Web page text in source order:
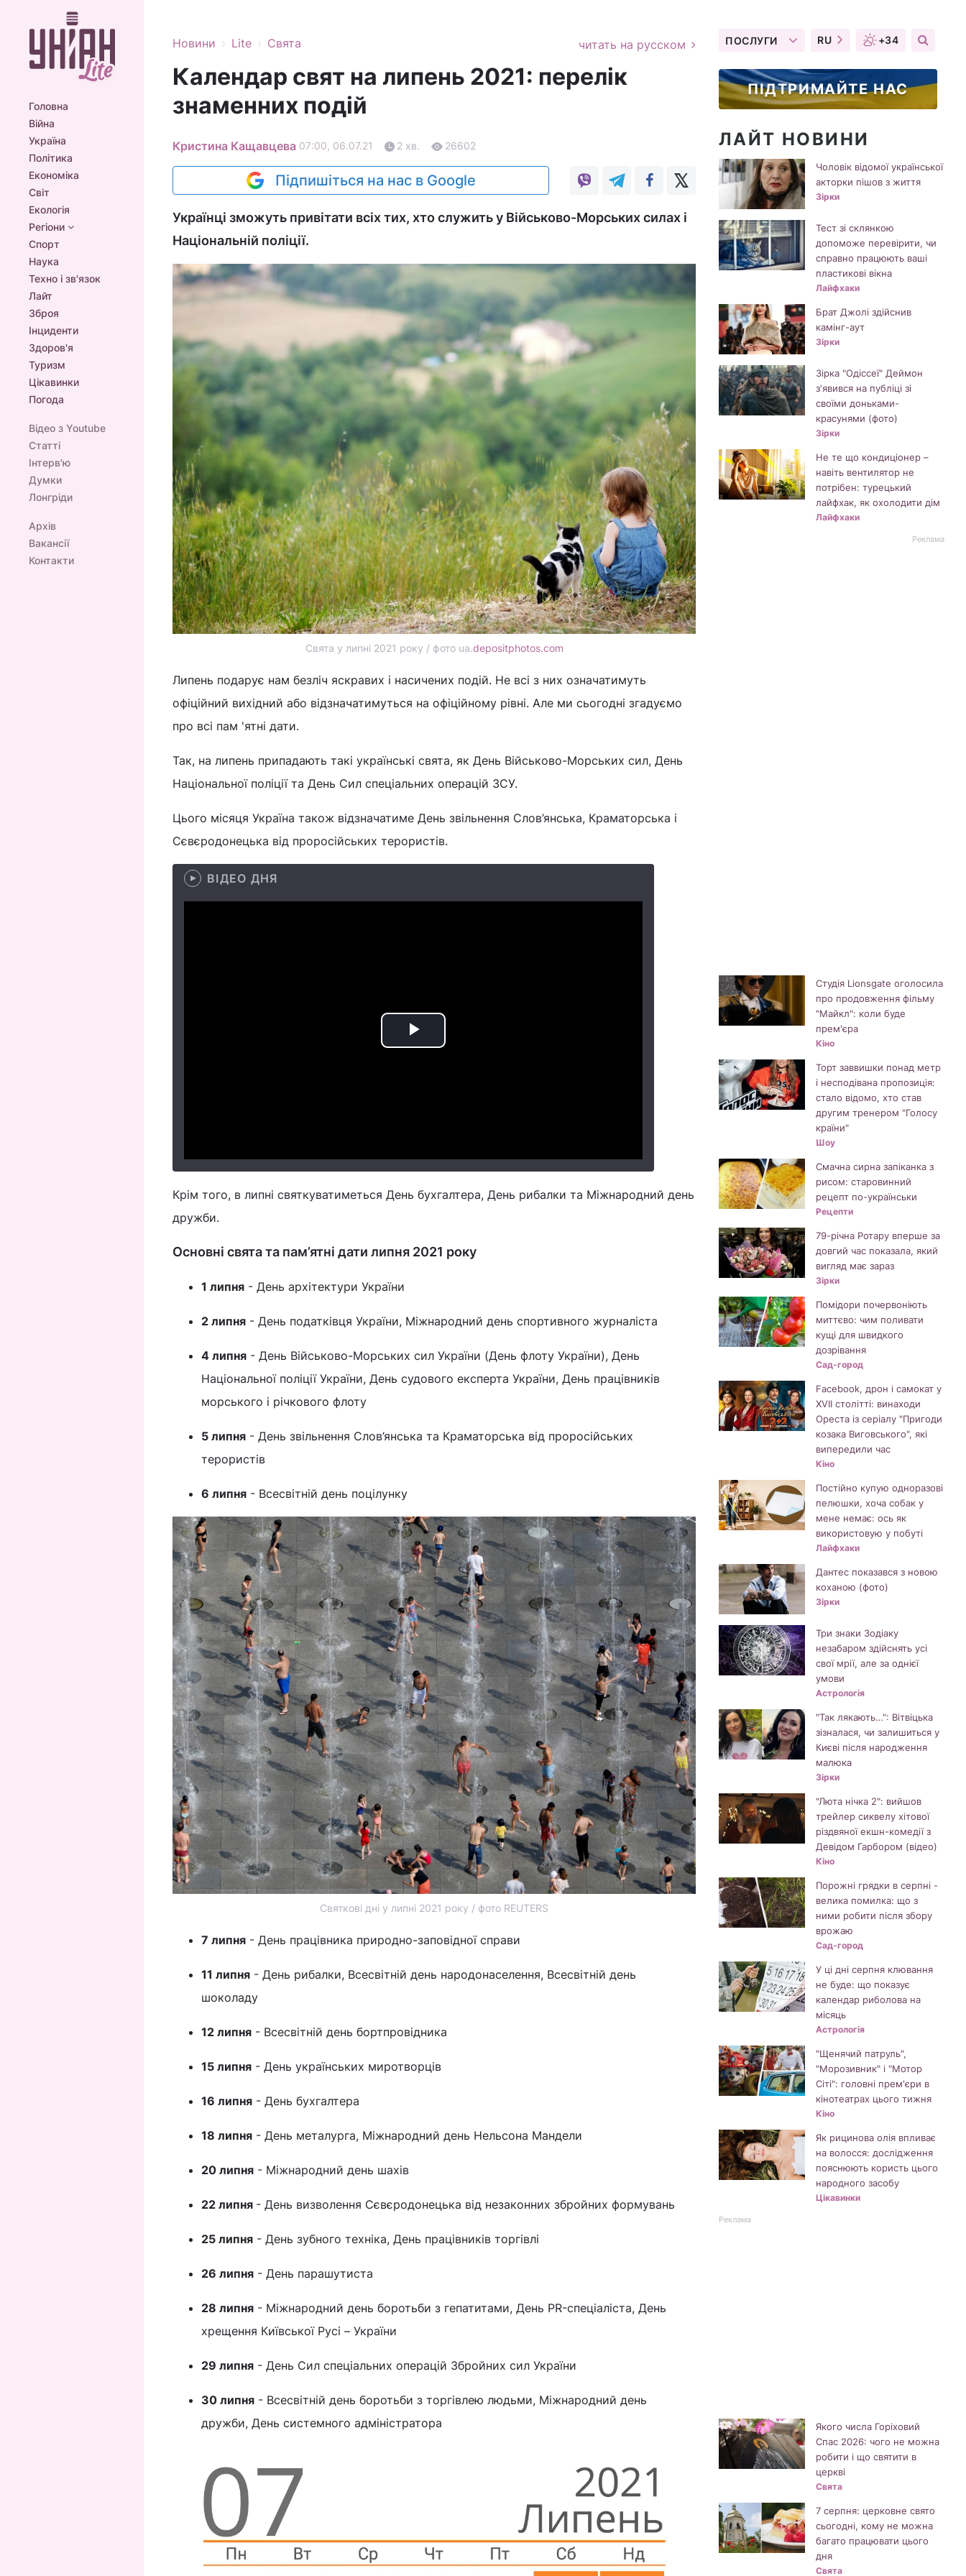
Головна
Війна
Україна
Політика
Економіка
Світ
Екологія
Регіони
Спорт
Наука
Техно і зв'язок
Лайт
Зброя
Інциденти
Здоров'я
Туризм
Цікавинки
Погода
Відео з Youtube
Статті
Інтерв'ю
Думки
Лонгріди
Архів
Вакансії
Контакти
Новини › Lite › Свята читать на русском
Календар свят на липень 2021: перелік
знаменних подій
Кристина Кащавцева 07:00, 06.07.21 2 хв. 26602
Підпишіться на нас в Google
Українці зможуть привітати всіх тих, хто служить у Військово-Морських силах і
Національній поліції.
Свята у липні 2021 року / фото ua.depositphotos.com
Липень подарує нам безліч яскравих і насичених подій. Не всі з них означатимуть
офіційний вихідний або відзначатимуться на офіційному рівні. Але ми сьогодні згадуємо
про всі пам 'ятні дати.
Так, на липень припадають такі українські свята, як День Військово-Морських сил, День
Національної поліції та День Сил спеціальних операцій ЗСУ.
Цього місяця Україна також відзначатиме День звільнення Слов’янська, Краматорська і
Сєвєродонецька від проросійських терористів.
ВІДЕО ДНЯ
Play
Крім того, в липні святкуватиметься День бухгалтера, День рибалки та Міжнародний день
дружби.
Основні свята та пам’ятні дати липня 2021 року
1 липня - День архітектури України
2 липня - День податківця України, Міжнародний день спортивного журналіста
4 липня - День Військово-Морських сил України (День флоту України), День
Національної поліції України, День судового експерта України, День працівників
морського і річкового флоту
5 липня - День звільнення Слов’янська та Краматорська від проросійських
терористів
6 липня - Всесвітній день поцілунку
Святкові дні у липні 2021 року / фото REUTERS
7 липня - День працівника природно-заповідної справи
11 липня - День рибалки, Всесвітній день народонаселення, Всесвітній день
шоколаду
12 липня - Всесвітній день бортпровідника
15 липня - День українських миротворців
16 липня - День бухгалтера
18 липня - День металурга, Міжнародний день Нельсона Мандели
20 липня - Міжнародний день шахів
22 липня - День визволення Сєвєродонецька від незаконних збройних формувань
25 липня - День зубного техніка, День працівників торгівлі
26 липня - День парашутиста
28 липня - Міжнародний день боротьби з гепатитами, День PR-спеціаліста, День
хрещення Київської Русі – України
29 липня - День Сил спеціальних операцій Збройних сил України
30 липня - Всесвітній день боротьби з торгівлею людьми, Міжнародний день
дружби, День системного адміністратора
ПОСЛУГИ RU +34
ПІДТРИМАЙТЕ НАС
ЛАЙТ НОВИНИ
Чоловік відомої української
акторки пішов з життя
Зірки
Тест зі склянкою
допоможе перевірити, чи
справно працюють ваші
пластикові вікна
Лайфхаки
Брат Джолі здійснив
камінг-аут
Зірки
Зірка "Одіссеї" Деймон
з'явився на публіці зі
своїми доньками-
красунями (фото)
Зірки
Не те що кондиціонер –
навіть вентилятор не
потрібен: турецький
лайфхак, як охолодити дім
Лайфхаки
Реклама
Студія Lionsgate оголосила
про продовження фільму
"Майкл": коли буде
прем'єра
Кіно
Торт заввишки понад метр
і несподівана пропозиція:
стало відомо, хто став
другим тренером "Голосу
країни"
Шоу
Смачна сирна запіканка з
рисом: старовинний
рецепт по-українськи
Рецепти
79-річна Ротару вперше за
довгий час показала, який
вигляд має зараз
Зірки
Помідори почервоніють
миттєво: чим поливати
кущі для швидкого
дозрівання
Сад-город
Facebook, дрон і самокат у
XVII столітті: винаходи
Ореста із серіалу "Пригоди
козака Виговського", які
випередили час
Кіно
Постійно купую одноразові
пелюшки, хоча собак у
мене немає: ось як
використовую у побуті
Лайфхаки
Дантес показався з новою
коханою (фото)
Зірки
Три знаки Зодіаку
незабаром здійснять усі
свої мрії, але за однієї
умови
Астрологія
"Так лякають…": Вітвіцька
зізналася, чи залишиться у
Києві після народження
малюка
Зірки
"Люта нічка 2": вийшов
трейлер сиквелу хітової
різдвяної екшн-комедії з
Девідом Гарбором (відео)
Кіно
Порожні грядки в серпні -
велика помилка: що з
ними робити після збору
врожаю
Сад-город
У ці дні серпня клювання
не буде: що показує
календар риболова на
місяць
Астрологія
"Щенячий патруль",
"Морозивник" і "Мотор
Сіті": головні прем'єри в
кінотеатрах цього тижня
Кіно
Як рицинова олія впливає
на волосся: дослідження
пояснюють користь цього
народного засобу
Цікавинки
Реклама
Якого числа Горіховий
Спас 2026: чого не можна
робити і що святити в
церкві
Свята
7 серпня: церковне свято
сьогодні, кому не можна
багато працювати цього
дня
Свята